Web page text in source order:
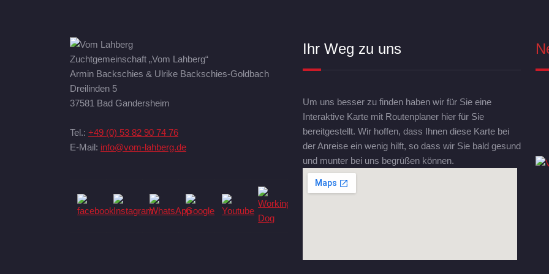
Zuchtgemeinschaft „Vom Lahberg“
Armin Backschies & Ulrike Backschies-Goldbach
Dreilinden 5
37581 Bad Gandersheim
Tel.: +49 (0) 53 82 90 74 76
E-Mail: info@vom-lahberg.de
Ihr Weg zu uns
Um uns besser zu finden haben wir für Sie eine
Interaktive Karte mit Routenplaner hier für Sie
bereitgestellt. Wir hoffen, dass Ihnen diese Karte bei
der Anreise ein wenig hilft, so dass wir Sie bald gesund
und munter bei uns begrüßen können.